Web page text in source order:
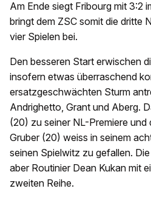
Am Ende siegt Fribourg mit 3:2
bringt dem ZSC somit die dritte
vier Spielen bei.
Den besseren Start erwischen
insofern etwas überraschend
ersatzgeschwächten Sturm
Andrighetto, Grant und Aberg.
(20) zu seiner NL-Premiere
Gruber (20) weiss in seinem
seinen Spielwitz zu gefallen.
aber Routinier Dean Kukan mit
zweiten Reihe.